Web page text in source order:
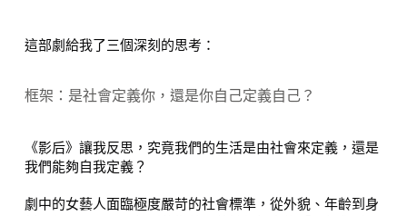
這部劇給我了三個深刻的思考：
框架：是社會定義你，還是你自己定義自己？
《影后》讓我反思，究竟我們的生活是由社會來定義，還是
我們能夠自我定義？
劇中的女藝人面臨極度嚴苛的社會標準，從外貌、年齡到身